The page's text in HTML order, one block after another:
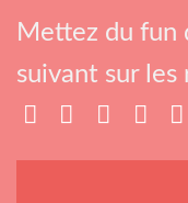
Mettez du fun
suivant sur les